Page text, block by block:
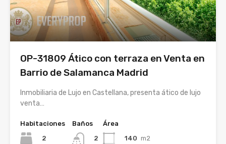
OP-31809 Ático con terraza en Venta en
Barrio de Salamanca Madrid
Inmobiliaria de Lujo en Castellana, presenta ático de lujo
venta…
Habitaciones
2
Baños
2
Área
140 m2